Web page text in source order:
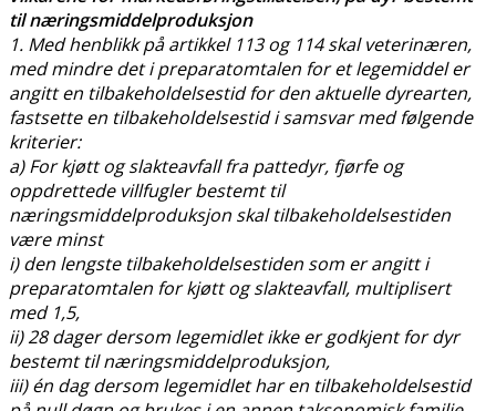
til næringsmiddelproduksjon
1. Med henblikk på artikkel 113 og 114 skal veterinæren,
med mindre det i preparatomtalen for et legemiddel er
angitt en tilbakeholdelsestid for den aktuelle dyrearten,
fastsette en tilbakeholdelsestid i samsvar med følgende
kriterier:
a) For kjøtt og slakteavfall fra pattedyr, fjørfe og
oppdrettede villfugler bestemt til
næringsmiddelproduksjon skal tilbakeholdelsestiden
være minst
i) den lengste tilbakeholdelsestiden som er angitt i
preparatomtalen for kjøtt og slakteavfall, multiplisert
med 1,5,
ii) 28 dager dersom legemidlet ikke er godkjent for dyr
bestemt til næringsmiddelproduksjon,
iii) én dag dersom legemidlet har en tilbakeholdelsestid